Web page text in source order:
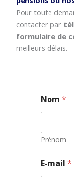
Pour toute
contacter par
formulaire de
meilleurs délais.
Nom*
Prénom
E-mail*